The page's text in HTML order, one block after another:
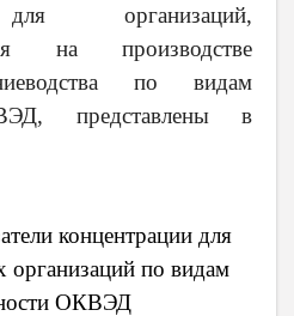
организаций,
на производстве
по видам
представлены в
концентрации для
организаций по видам
ОКВЭД